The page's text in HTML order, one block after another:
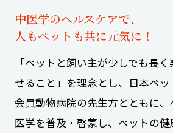
中医学のヘルスケアで、
人もペットも共に元気に！
「ペットと飼い主が少しでも長
せること」を理念とし、日本ペ
会員動物病院の先生方とともに
医学を普及・啓蒙し、ペットの